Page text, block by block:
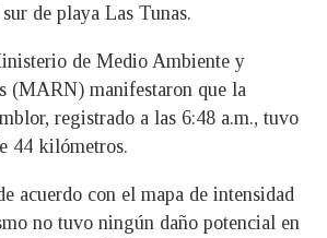
de playa Las Tunas.
de Medio Ambiente y
(MARN) manifestaron que la
registrado a las 6:48 a.m., tuvo
44 kilómetros.
acuerdo con el mapa de intensidad
no tuvo ningún daño potencial en